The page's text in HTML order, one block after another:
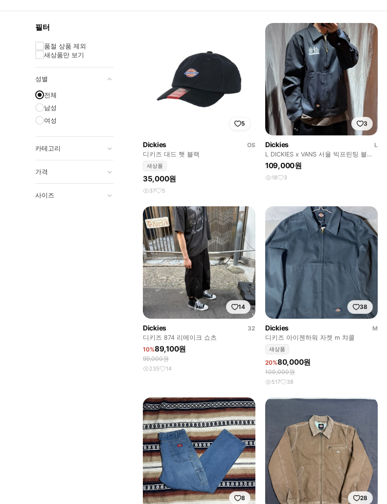
필터
품절 상품 제외
새상품만 보기
성별
전체
남성
여성
카테고리
가격
사이즈
5
Dickies
OS
디키즈 대드 햇 블랙
새상품
35,000원
37 5
3
Dickies
L
L DICKIES x VANS 서울 빅프린팅 블랙
블루종
109,000원
18 3
14
Dickies
32
디키즈 874 리메이크 쇼츠
10%89,100원
99,000원
235 14
38
Dickies
M
디키즈 아이젠하워 자켓 m 챠콜
새상품
20%80,000원
100,000원
517 38
8 28